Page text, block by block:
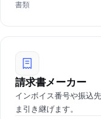
書類
請求書メーカー
インボイス番号や振込
ま引き継げます。